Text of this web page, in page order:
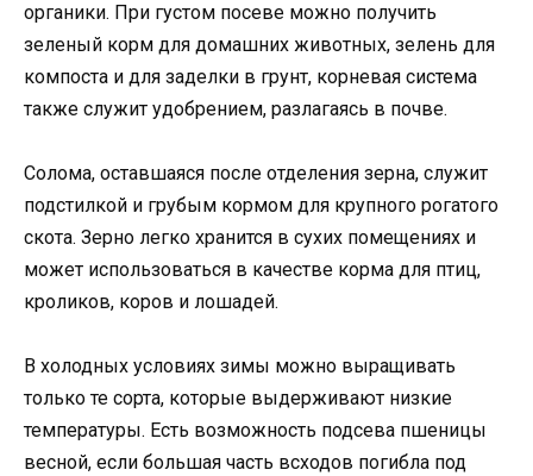
органики. При густом посеве можно получить
зеленый корм для домашних животных, зелень для
компоста и для заделки в грунт, корневая система
также служит удобрением, разлагаясь в почве.
Солома, оставшаяся после отделения зерна, служит
подстилкой и грубым кормом для крупного рогатого
скота. Зерно легко хранится в сухих помещениях и
может использоваться в качестве корма для птиц,
кроликов, коров и лошадей.
В холодных условиях зимы можно выращивать
только те сорта, которые выдерживают низкие
температуры. Есть возможность подсева пшеницы
весной, если большая часть всходов погибла под